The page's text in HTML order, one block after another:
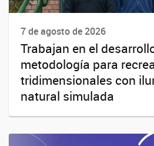
7 de agosto de 2026
Trabajan en el
metodología para
tridimensionales con
natural simulada